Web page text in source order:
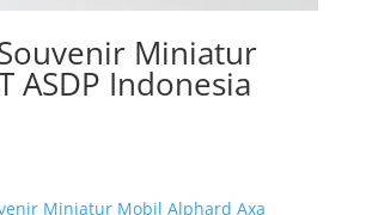
Miniatur
ASDP Indonesia